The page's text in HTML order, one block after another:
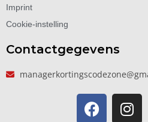
Imprint
Cookie-instelling
Contactgegevens